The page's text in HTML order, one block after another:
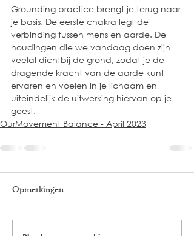
Grounding practice brengt je terug naar
je basis. De eerste chakra legt de
verbinding tussen mens en aarde. De
houdingen die we vandaag doen zijn
veelal dichtbij de grond, zodat je de
dragende kracht van de aarde kunt
ervaren en voelen in je lichaam en
uiteindelijk de uitwerking hiervan op je
geest.
OurMovement Balance - April 2023
Opmerkingen